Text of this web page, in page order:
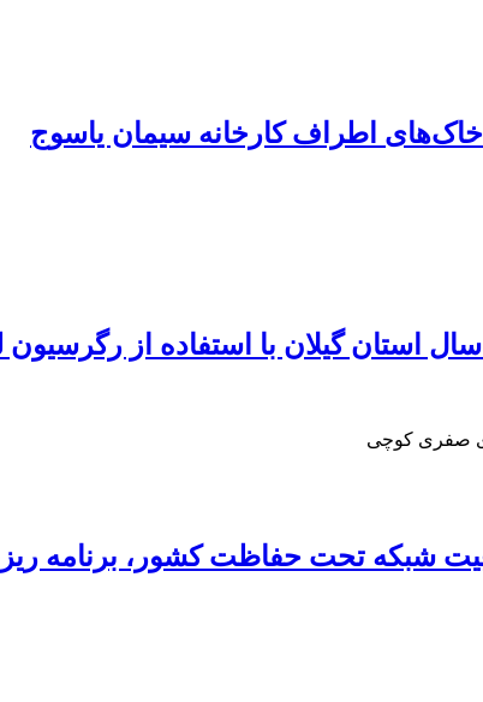
اطراف کارخانه سیمان یاسوج
صفری کوچی
شبکه تحت حفاظت کشور، برنامه